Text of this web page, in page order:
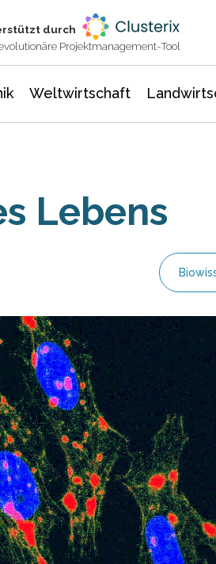
durch
Projektmanagement-Tool
Weltwirtschaft
Lebens